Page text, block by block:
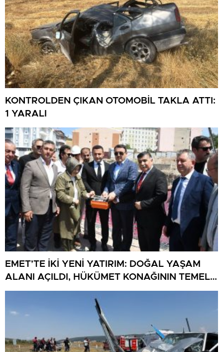
KONTROLDEN ÇIKAN OTOMOBİL TAKLA ATTI:
1 YARALI
EMET’TE İKİ YENİ YATIRIM: DOĞAL YAŞAM
ALANI AÇILDI, HÜKÜMET KONAĞININ TEMELİ
ATILDI